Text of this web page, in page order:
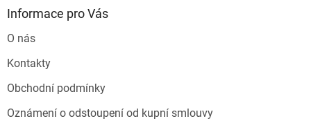
Informace pro Vás
O nás
Kontakty
Obchodní podmínky
Oznámení o odstoupení od kupní smlouvy